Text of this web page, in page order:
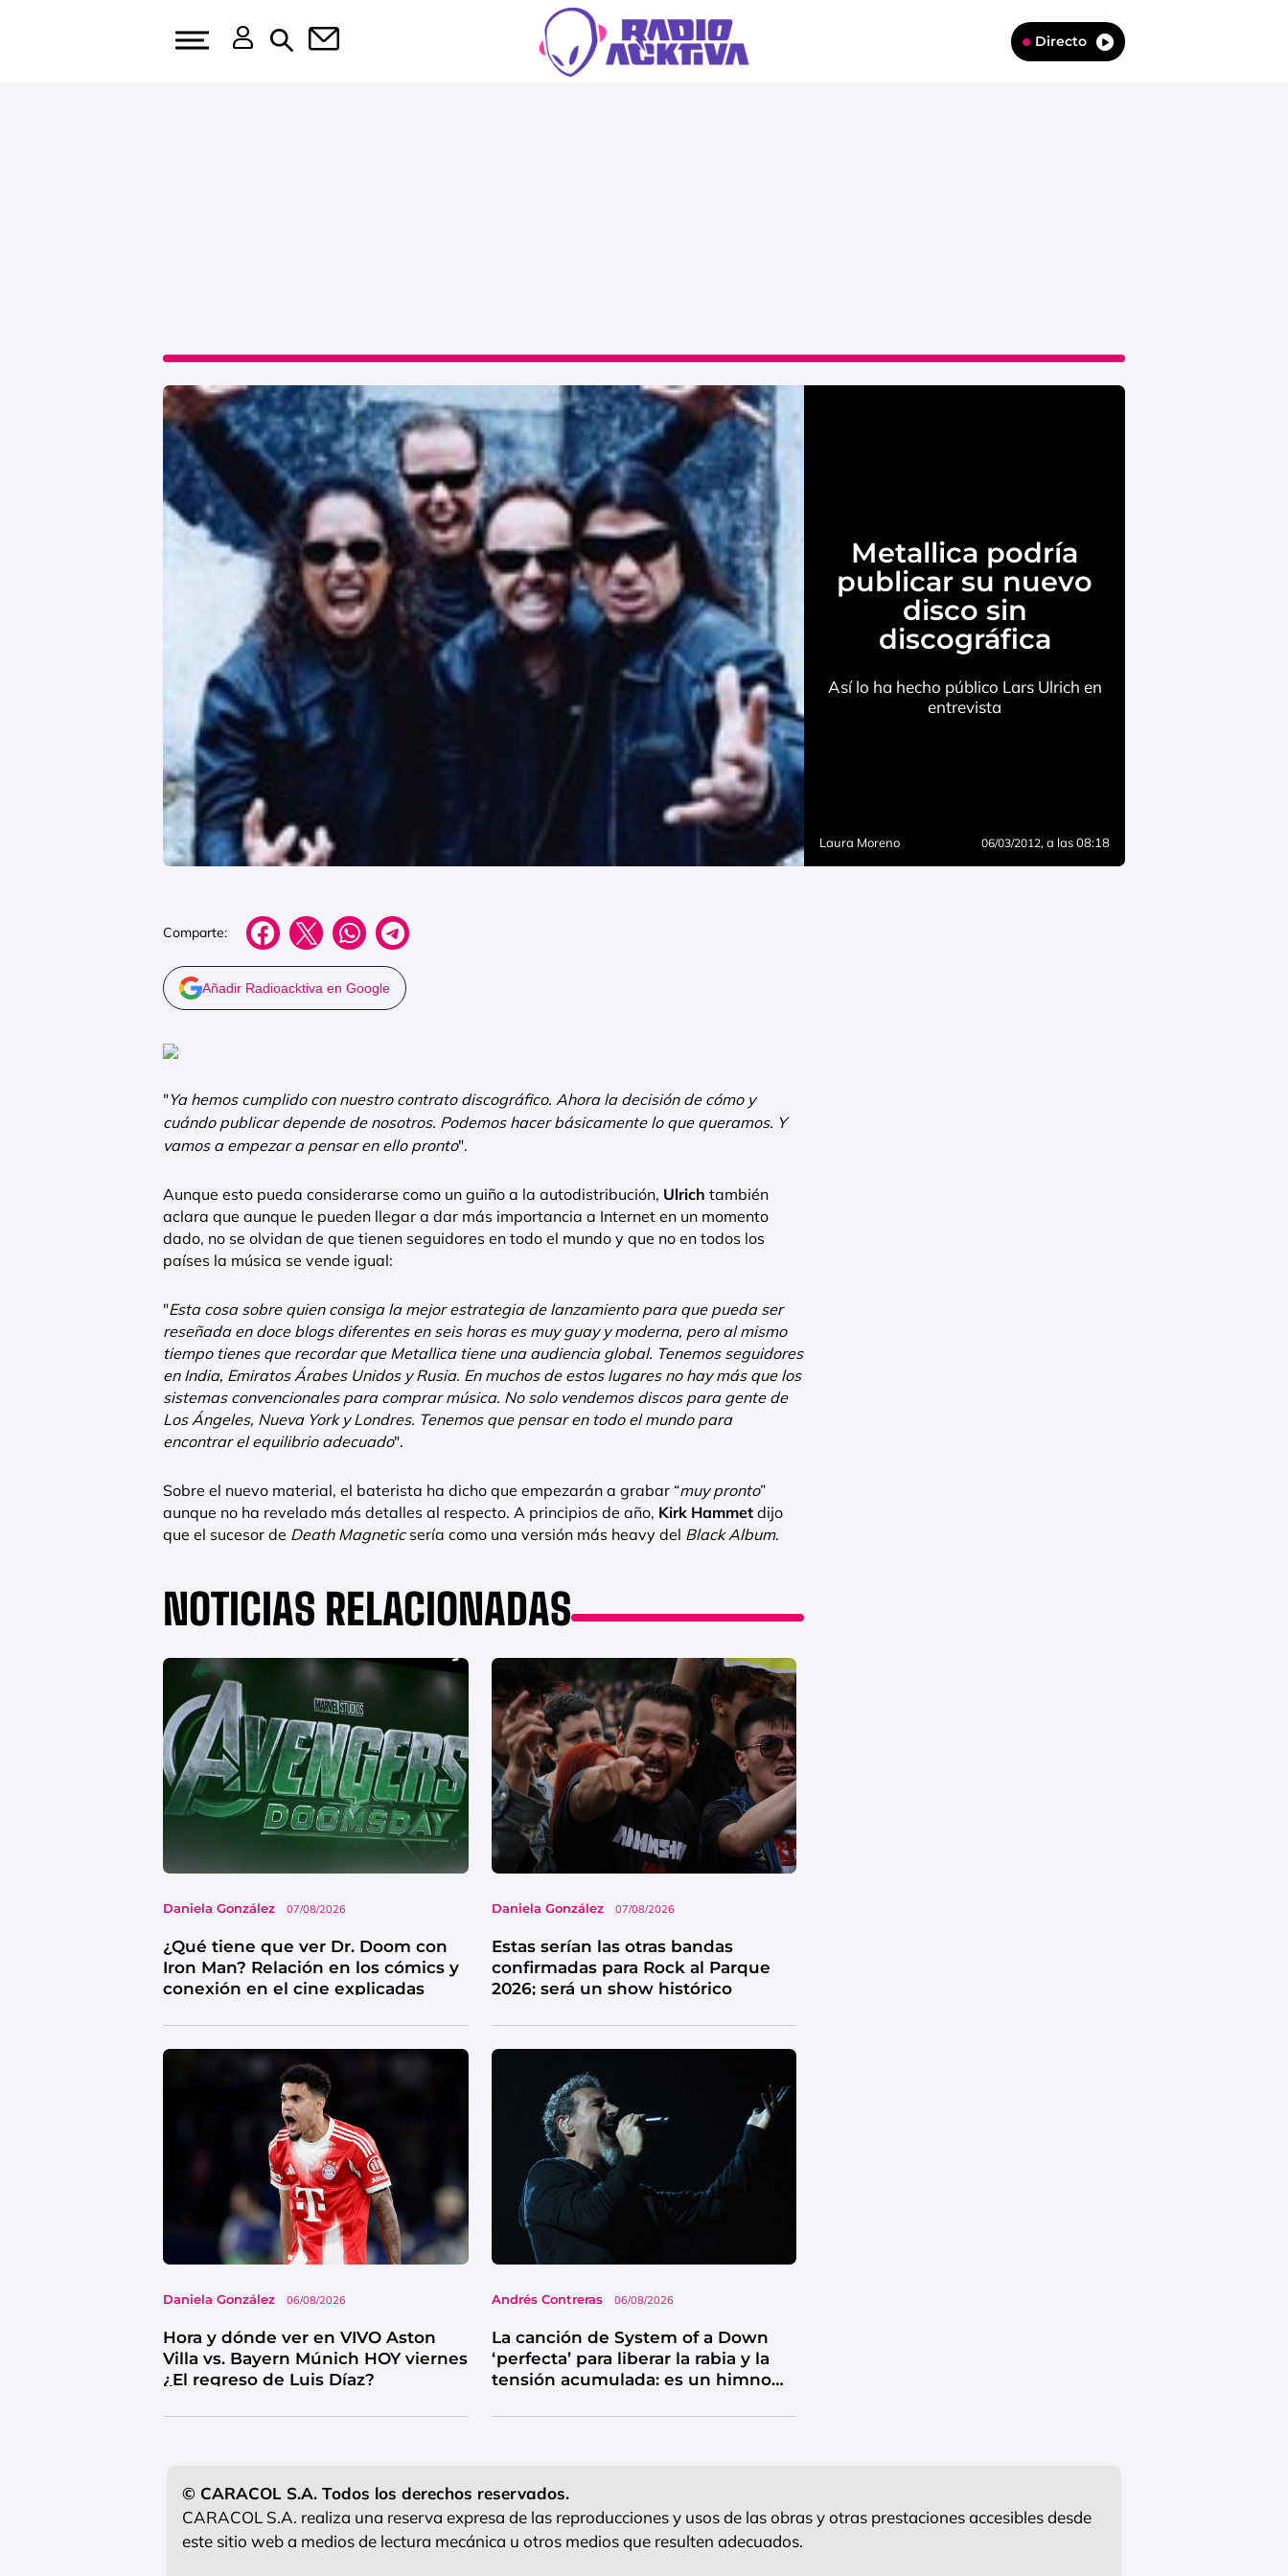
Directo
Metallica podría
publicar su nuevo
disco sin
discográfica
Así lo ha hecho público Lars Ulrich en
entrevista
Laura Moreno 06/03/2012, a las 08:18
Comparte:
Añadir Radioacktiva en Google
"Ya hemos cumplido con nuestro contrato discográfico. Ahora la decisión de cómo y
cuándo publicar depende de nosotros. Podemos hacer básicamente lo que queramos. Y
vamos a empezar a pensar en ello pronto".
Aunque esto pueda considerarse como un guiño a la autodistribución, Ulrich también
aclara que aunque le pueden llegar a dar más importancia a Internet en un momento
dado, no se olvidan de que tienen seguidores en todo el mundo y que no en todos los
países la música se vende igual:
"Esta cosa sobre quien consiga la mejor estrategia de lanzamiento para que pueda ser
reseñada en doce blogs diferentes en seis horas es muy guay y moderna, pero al mismo
tiempo tienes que recordar que Metallica tiene una audiencia global. Tenemos seguidores
en India, Emiratos Árabes Unidos y Rusia. En muchos de estos lugares no hay más que los
sistemas convencionales para comprar música. No solo vendemos discos para gente de
Los Ángeles, Nueva York y Londres. Tenemos que pensar en todo el mundo para
encontrar el equilibrio adecuado".
Sobre el nuevo material, el baterista ha dicho que empezarán a grabar “muy pronto”
aunque no ha revelado más detalles al respecto. A principios de año, Kirk Hammet dijo
que el sucesor de Death Magnetic sería como una versión más heavy del Black Album.
NOTICIAS RELACIONADAS
Daniela González 07/08/2026
¿Qué tiene que ver Dr. Doom con
Iron Man? Relación en los cómics y
conexión en el cine explicadas
Daniela González 07/08/2026
Estas serían las otras bandas
confirmadas para Rock al Parque
2026; será un show histórico
Daniela González 06/08/2026
Hora y dónde ver en VIVO Aston
Villa vs. Bayern Múnich HOY viernes
¿El regreso de Luis Díaz?
Andrés Contreras 06/08/2026
La canción de System of a Down
‘perfecta’ para liberar la rabia y la
tensión acumulada: es un himno
© CARACOL S.A. Todos los derechos reservados.
CARACOL S.A. realiza una reserva expresa de las reproducciones y usos de las obras y otras prestaciones accesibles desde
este sitio web a medios de lectura mecánica u otros medios que resulten adecuados.